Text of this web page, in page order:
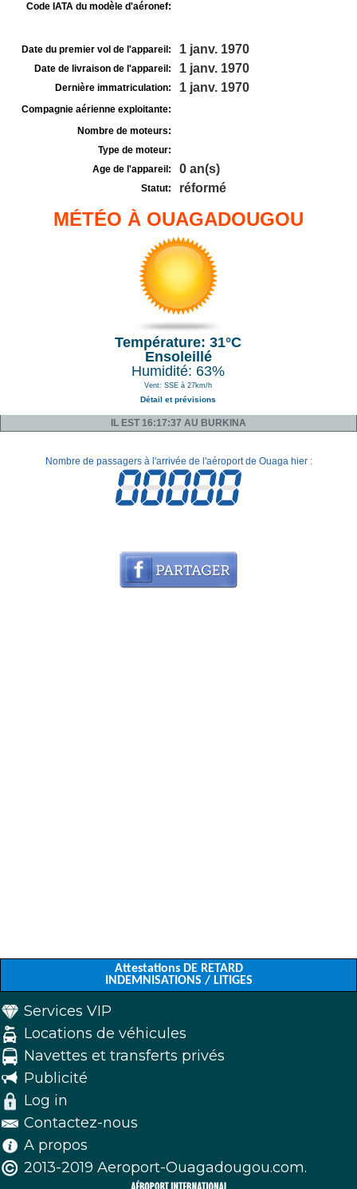
Code IATA du modèle d'aéronef:
Date du premier vol de l'appareil: 1 janv. 1970
Date de livraison de l'appareil: 1 janv. 1970
Dernière immatriculation: 1 janv. 1970
Compagnie aérienne exploitante:
Nombre de moteurs:
Type de moteur:
Age de l'appareil:
0 an(s)
Statut: réformé
MÉTÉO À OUAGADOUGOU
Température: 31°C
Ensoleillé
Humidité: 63%
Vent: SSE à 27km/h
Détail et prévisions
IL EST 16:17:37 AU BURKINA
Nombre de passagers à l'arrivée de l'aéroport de Ouaga hier :
Attestations DE RETARD
INDEMNISATIONS / LITIGES
Services VIP
Locations de véhicules
Navettes et transferts privés
Publicité
Log in
Contactez-nous
A propos
2013-2019 Aeroport-Ouagadougou.com.